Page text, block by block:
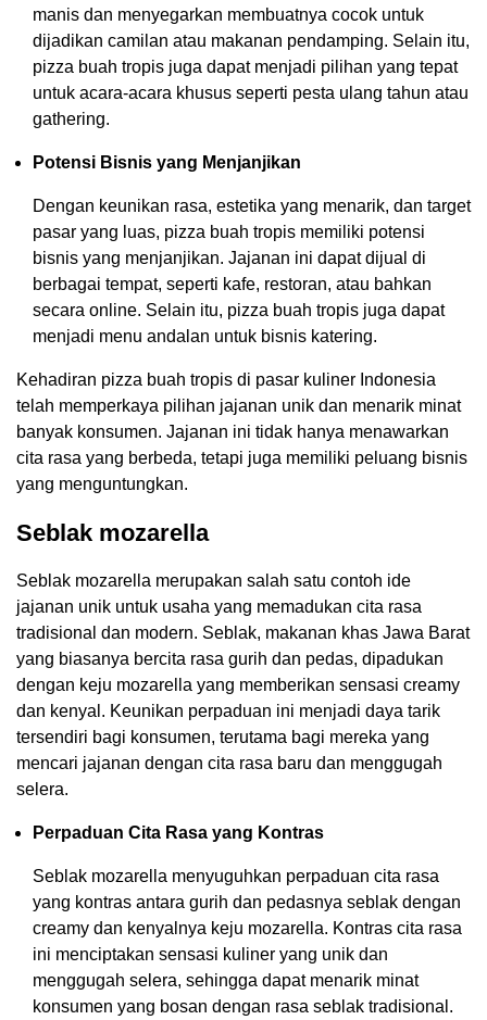
manis dan menyegarkan membuatnya cocok untuk
dijadikan camilan atau makanan pendamping. Selain itu,
pizza buah tropis juga dapat menjadi pilihan yang tepat
untuk acara-acara khusus seperti pesta ulang tahun atau
gathering.
Potensi Bisnis yang Menjanjikan
Dengan keunikan rasa, estetika yang menarik, dan target
pasar yang luas, pizza buah tropis memiliki potensi
bisnis yang menjanjikan. Jajanan ini dapat dijual di
berbagai tempat, seperti kafe, restoran, atau bahkan
secara online. Selain itu, pizza buah tropis juga dapat
menjadi menu andalan untuk bisnis katering.
Kehadiran pizza buah tropis di pasar kuliner Indonesia
telah memperkaya pilihan jajanan unik dan menarik minat
banyak konsumen. Jajanan ini tidak hanya menawarkan
cita rasa yang berbeda, tetapi juga memiliki peluang bisnis
yang menguntungkan.
Seblak mozarella
Seblak mozarella merupakan salah satu contoh ide
jajanan unik untuk usaha yang memadukan cita rasa
tradisional dan modern. Seblak, makanan khas Jawa Barat
yang biasanya bercita rasa gurih dan pedas, dipadukan
dengan keju mozarella yang memberikan sensasi creamy
dan kenyal. Keunikan perpaduan ini menjadi daya tarik
tersendiri bagi konsumen, terutama bagi mereka yang
mencari jajanan dengan cita rasa baru dan menggugah
selera.
Perpaduan Cita Rasa yang Kontras
Seblak mozarella menyuguhkan perpaduan cita rasa
yang kontras antara gurih dan pedasnya seblak dengan
creamy dan kenyalnya keju mozarella. Kontras cita rasa
ini menciptakan sensasi kuliner yang unik dan
menggugah selera, sehingga dapat menarik minat
konsumen yang bosan dengan rasa seblak tradisional.